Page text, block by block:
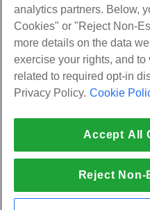
Hébergement Web
Hébergement professionnel
Revendeur Hébergeur
Revendeur en marque blanche
Géré Linux VPS
Windows gérés VPS
Windows non géré VPS
Serveurs Cloud
Équilibreurs de charge
Stockage de blocs
Prestations de service
Migrations de sites Web
Communauté
Documentation produit
Tutoriels
Compagnie
À propos de nous
Centres de données
presse
Politique de confidentialité
Forces de l'ordre
Accord d'affiliation
Chat en direct avec nous
© 2010-2026
entreprise.
Tous les droits sont
analytics partners. Below,
Cookies" or "Reject Non-
more details on the data
exercise your rights, and to
related to required opt-in
Privacy Policy. Cookie
Accept All
Reject Non-